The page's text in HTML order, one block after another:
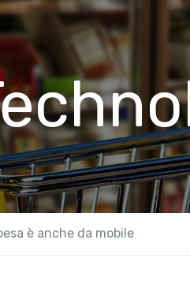
è anche da mobile